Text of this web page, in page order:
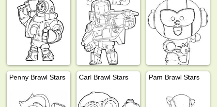
Penny Brawl Stars Carl Brawl Stars Pam Brawl Stars